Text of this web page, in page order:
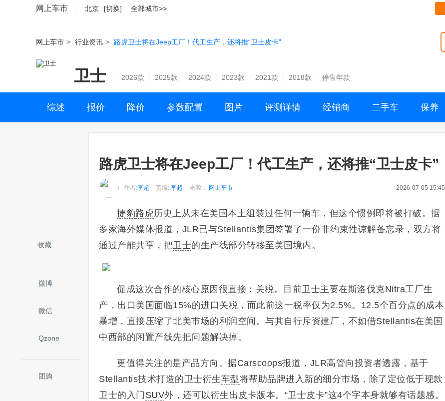
网上车市 北京 [切换] 全部城市>>
网上车市 > 行业资讯 > 路虎卫士将在Jeep工厂！代工生产，还将推“卫士皮卡”
卫士 2026款 2025款 2024款 2023款 2021款 2018款 停售年款
综述 报价 降价 参数配置 图片 评测详情 经销商 二手车 保养
收藏
微博
微信
Qzone
团购
路虎卫士将在Jeep工厂！代工生产，还将推“卫士皮卡”
作者:李超 责编: 李超 来源： 网上车市 2026-07-05 15:45
捷豹路虎历史上从未在美国本土组装过任何一辆车，但这个惯例即将被打破。据
多家海外媒体报道，JLR已与Stellantis集团签署了一份非约束性谅解备忘录，双方将
通过产能共享，把卫士的生产线部分转移至美国境内。
促成这次合作的核心原因很直接：关税。目前卫士主要在斯洛伐克Nitra工厂生
产，出口美国面临15%的进口关税，而此前这一税率仅为2.5%。12.5个百分点的成本
暴增，直接压缩了北美市场的利润空间。与其自行斥资建厂，不如借Stellantis在美国
中西部的闲置产线先把问题解决掉。
更值得关注的是产品方向。据Carscoops报道，JLR高管向投资者透露，基于
Stellantis技术打造的卫士衍生车型将帮助品牌进入新的细分市场，除了定位低于现款
卫士的入门 SUV外，还可以衍生出皮卡版本。“卫士皮卡”这4个字本身就够有话题感。